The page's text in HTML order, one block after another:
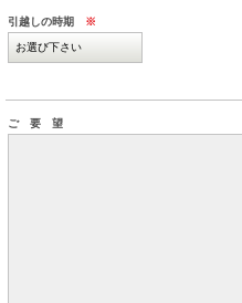
引越しの時期 ※
ご 要 望